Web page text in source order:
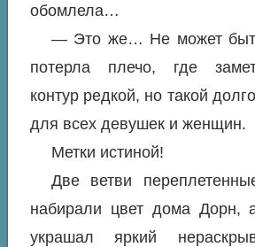
обомлела…
— Это же… Не может
потерла плечо, где
контур редкой, но такой
для всех девушек и женщин.
Метки истиной!
Две ветви
набирали цвет дома Дорн,
украшал яркий